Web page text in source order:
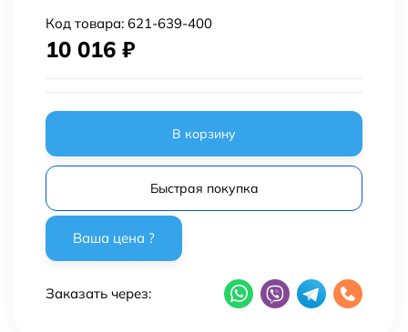
Код товара: 621-639-400
10 016 ₽
В корзину
Быстрая покупка
Заказать через: